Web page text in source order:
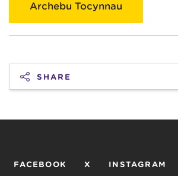
Archebu Tocynnau
SHARE
FACEBOOK X INSTAGRAM